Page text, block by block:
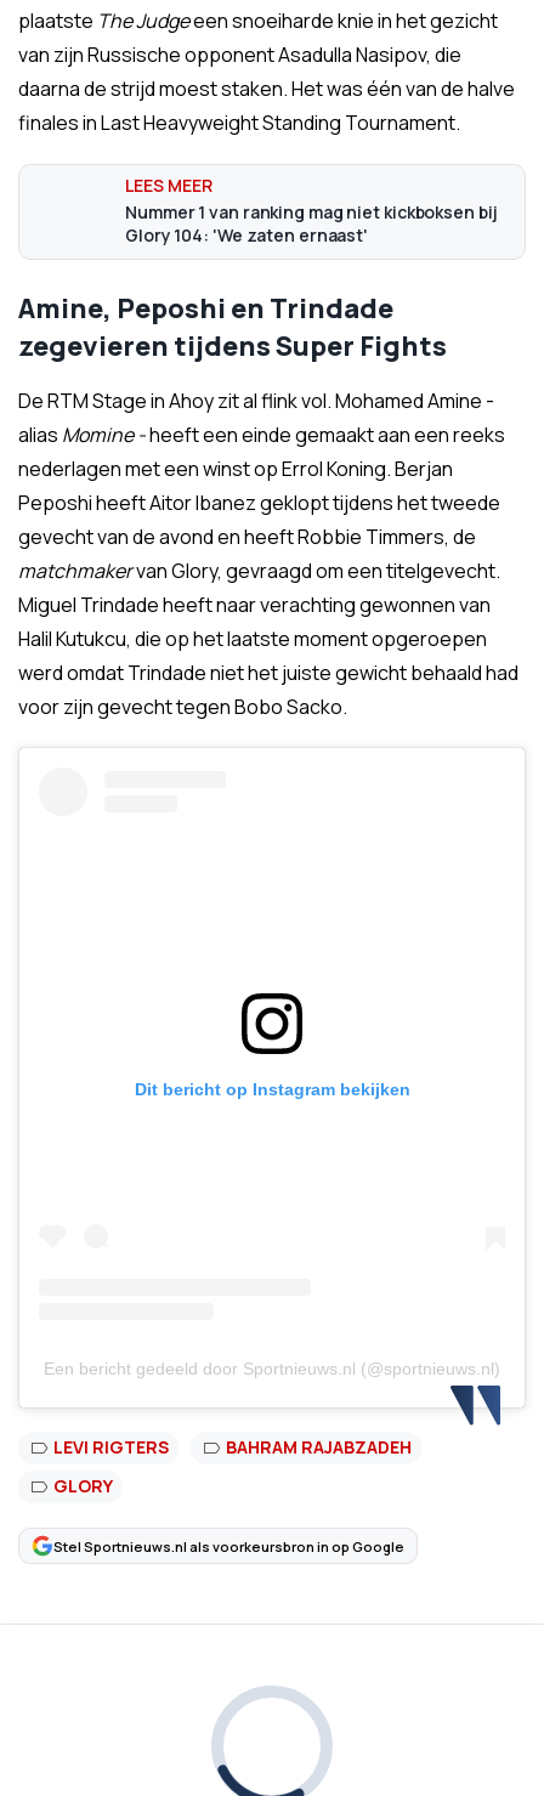
plaatste The Judgeeen snoeiharde knie in het gezicht
van zijn Russische opponent Asadulla Nasipov, die
daarna de strijd moest staken. Het was één van de halve
finales in Last Heavyweight Standing Tournament.
Nummer 1 van ranking mag niet kickboksen bij
Glory 104: 'We zaten ernaast'
Amine, Peposhi en Trindade
zegevieren tijdens Super Fights
De RTM Stage in Ahoy zit al flink vol. Mohamed Amine -
alias Momine -heeft een einde gemaakt aan een reeks
nederlagen met een winst op Errol Koning. Berjan
Peposhi heeft Aitor Ibanez geklopt tijdens het tweede
gevecht van de avond en heeft Robbie Timmers, de
matchmakervan Glory, gevraagd om een titelgevecht.
Miguel Trindade heeft naar verachting gewonnen van
Halil Kutukcu, die op het laatste moment opgeroepen
werd omdat Trindade niet het juiste gewicht behaald had
voor zijn gevecht tegen Bobo Sacko.
Dit bericht op Instagram bekijken
Een bericht gedeeld door Sportnieuws.nl (@sportnieuws.nl)
LEVI RIGTERS
BAHRAM RAJABZADEH
GLORY
Stel Sportnieuws.nl als voorkeursbron in op Google